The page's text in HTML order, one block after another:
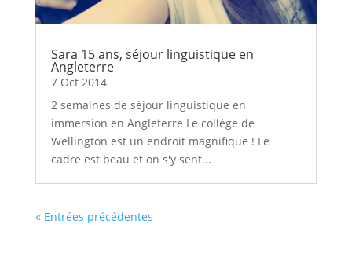
Sara 15 ans, séjour linguistique en
Angleterre
7 Oct 2014
2 semaines de séjour linguistique en
immersion en Angleterre Le collège de
Wellington est un endroit magnifique ! Le
cadre est beau et on s'y sent...
« Entrées précédentes